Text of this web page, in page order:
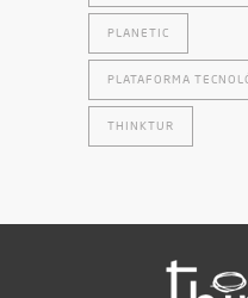
PLANETIC
PLATAFORMA
THINKTUR